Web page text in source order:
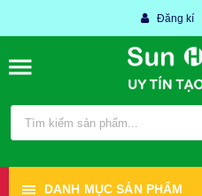
Đăng kí
DANH MỤC SẢN PHẨM